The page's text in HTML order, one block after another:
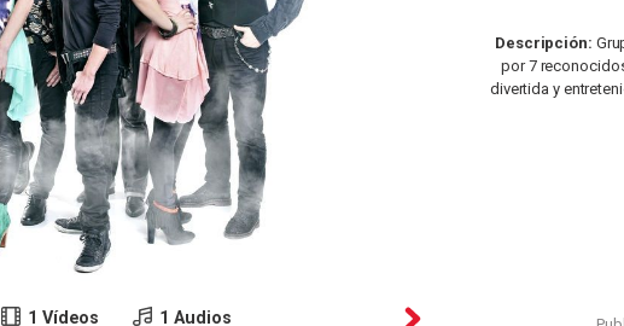
1 Vídeos 1 Audios
Descripción:
por 7
divertida y